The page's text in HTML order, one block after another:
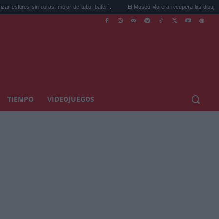
motor de tubo, baterí... El Museu Morera recupera los dibujos de juventud
TIEMPO VIDEOJUEGOS